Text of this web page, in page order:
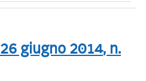
26 giugno 2014, n.